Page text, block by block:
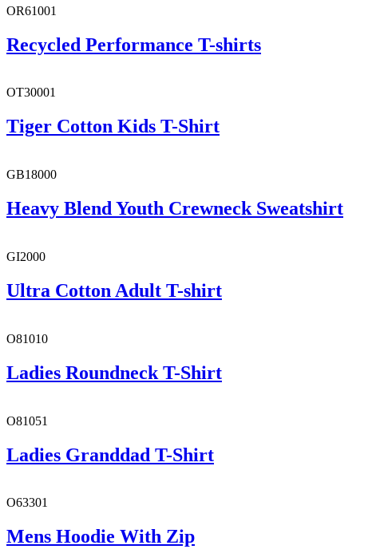
OR61001
Recycled Performance T-shirts
OT30001
Tiger Cotton Kids T-Shirt
GB18000
Heavy Blend Youth Crewneck Sweatshirt
GI2000
Ultra Cotton Adult T-shirt
O81010
Ladies Roundneck T-Shirt
O81051
Ladies Granddad T-Shirt
O63301
Mens Hoodie With Zip